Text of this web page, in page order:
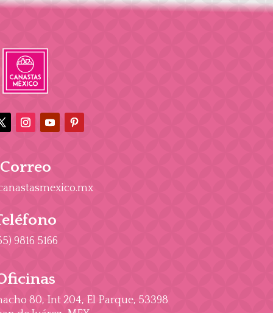
Correo
9816 5166
80, Int 204, El Parque, 53398